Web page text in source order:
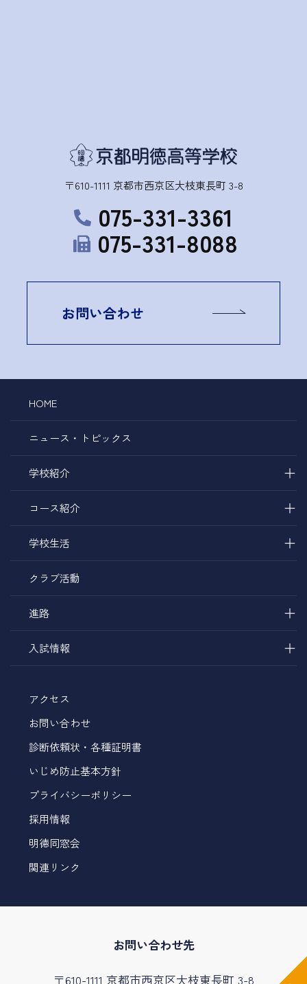
〒610-1111 京都市西京区大枝東長町 3-8
075-331-3361
075-331-8088
お問い合わせ
HOME
ニュース・トピックス
学校紹介 ＋
コース紹介 ＋
学校生活 ＋
クラブ活動
進路 ＋
入試情報 ＋
アクセス
お問い合わせ
診断依頼状・各種証明書
いじめ防止基本方針
プライバシーポリシー
採用情報
明徳同窓会
関連リンク
お問い合わせ先
〒610-1111 京都市西京区大枝東長町 3-8